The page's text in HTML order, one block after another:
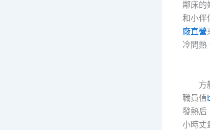
鄰床的
和小伴
廠直營
冷問熱
方艙
職員值
發熱后
小時丈